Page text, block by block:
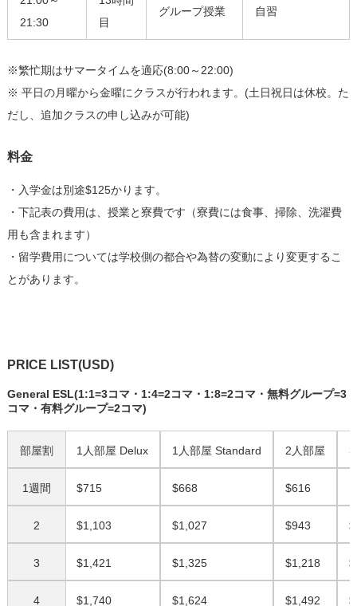
21:30
目
グループ授業 自習
※繁忙期はサマータイムを適応(8:00～22:00)
※ 平日の月曜から金曜にクラスが行われます。(土日祝日は休校。た
だし、追加クラスの申し込みが可能)
料金
・入学金は別途$125かります。
・下記表の費用は、授業と寮費です（寮費には食事、掃除、洗濯費
用も含まれます）
・留学費用については学校側の都合や為替の変動により変更するこ
とがあります。
PRICE LIST(USD)
General ESL(1:1=3コマ・1:4=2コマ・1:8=2コマ・無料グループ=3
コマ・有料グループ=2コマ)
部屋割
1週間
2
3
4
1人部屋 Delux
$715
$1,103
$1,421
$1,740
1人部屋 Standard
$668
$1,027
$1,325
$1,624
2人部屋
$616
$943
$1,218
$1,492